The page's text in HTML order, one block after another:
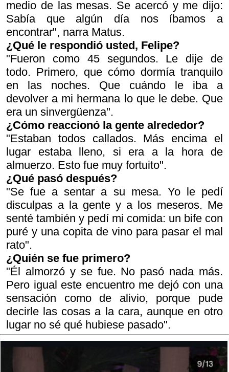
medio de las mesas. Se acercó y me dijo:
Sabía que algún día nos íbamos a
encontrar", narra Matus.
¿Qué le respondió usted, Felipe?
"Fueron como 45 segundos. Le dije de
todo. Primero, que cómo dormía tranquilo
en las noches. Que cuándo le iba a
devolver a mi hermana lo que le debe. Que
era un sinvergüenza".
¿Cómo reaccionó la gente alrededor?
"Estaban todos callados. Más encima el
lugar estaba lleno, si era a la hora de
almuerzo. Esto fue muy fortuito".
¿Qué pasó después?
"Se fue a sentar a su mesa. Yo le pedí
disculpas a la gente y a los meseros. Me
senté también y pedí mi comida: un bife con
puré y una copita de vino para pasar el mal
rato".
¿Quién se fue primero?
"Él almorzó y se fue. No pasó nada más.
Pero igual este encuentro me dejó con una
sensación como de alivio, porque pude
decirle las cosas a la cara, aunque en otro
lugar no sé qué hubiese pasado".